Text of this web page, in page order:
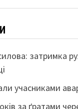
затримка
учасниками
за ґратами